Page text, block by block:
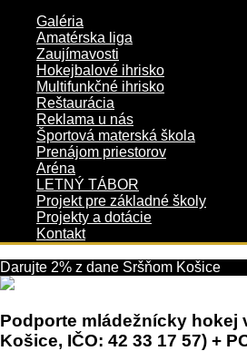
Galéria
Amatérska liga
Zaujímavosti
Hokejbalové ihrisko
Multifunkčné ihrisko
Reštaurácia
Reklama u nás
Športová materská škola
Prenájom priestorov
Aréna
LETNÝ TÁBOR
Projekt pre základné školy
Projekty a dotácie
Kontakt
Darujte 2% z dane Sršňom Košice
Podporte mládežnícky hokej
Košice, IČO: 42 33 17 57) +